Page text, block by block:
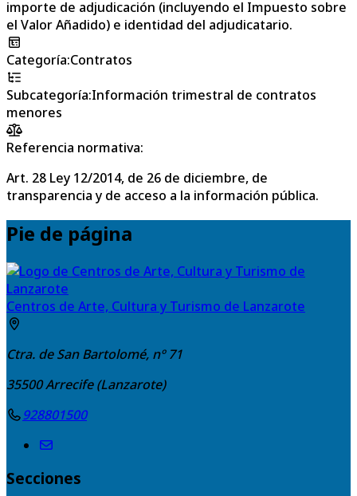
importe de adjudicación (incluyendo el Impuesto sobre
el Valor Añadido) e identidad del adjudicatario.
Categoría:Contratos
Subcategoría:Información trimestral de contratos
menores
Referencia normativa:
Art. 28 Ley 12/2014, de 26 de diciembre, de
transparencia y de acceso a la información pública.
Pie de página
Centros de Arte, Cultura y Turismo de Lanzarote
Ctra. de San Bartolomé, nº 71
35500Arrecife (Lanzarote)
928801500
Secciones